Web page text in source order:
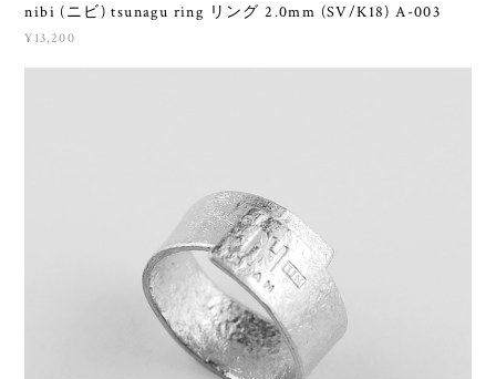
nibi (ニビ) tsunagu ring リング 2.0mm (SV/K18) A-003
¥13,200